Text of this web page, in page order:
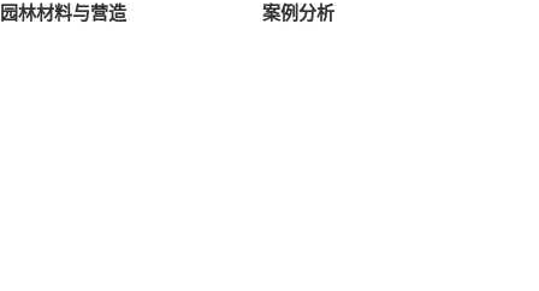
园林材料与营造 案例分析